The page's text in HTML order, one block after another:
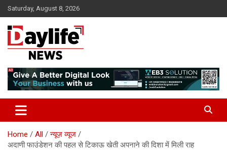
Skip
to
content
Saturday, August 8, 2026
daylifenews
Home All
न्यूज़ व्यूज
अदाणी फाउंडेशन की पहल से टिकाऊ खेती अपनाने की दिशा में मिली राह